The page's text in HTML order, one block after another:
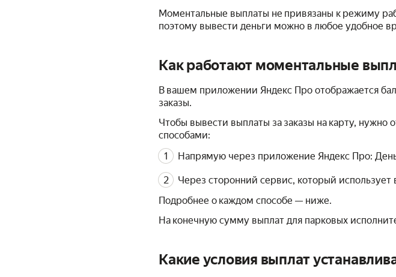
Моментальные выплаты не привязаны к режиму
поэтому вывести деньги можно в любое удобное
Как работают моментальные
В вашем приложении Яндекс Про отображается
заказы.
Чтобы вывести выплаты за заказы на карту, нужно
способами:
Напрямую через приложение Яндекс Про:
Через сторонний сервис, который использует
Подробнее о каждом способе — ниже.
На конечную сумму выплат для парковых
Какие условия выплат